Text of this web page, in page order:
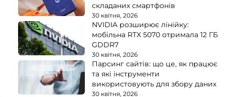
складаних смартфонів
30 квітня, 2026
NVIDIA розширює лінійку:
мобільна RTX 5070 отримала 12 ГБ
GDDR7
30 квітня, 2026
Парсинг сайтів: що це, як працює
та які інструменти
використовують для збору даних
30 квітня, 2026